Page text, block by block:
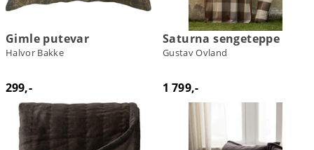
Gimle putevar
Halvor Bakke
299,-
Saturna sengeteppe
Gustav Ovland
1 799,-